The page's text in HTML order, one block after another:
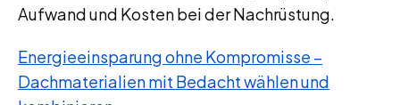
Aufwand und Kosten bei der Nachrüstung.
Energieeinsparung ohne Kompromisse –
Dachmaterialien mit Bedacht wählen und